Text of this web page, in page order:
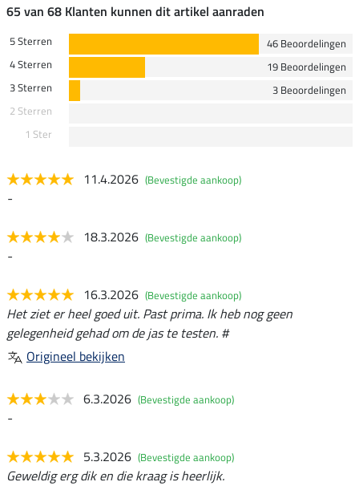
65 van 68 Klanten kunnen dit artikel aanraden
5 Sterren
46 Beoordelingen
4 Sterren
19 Beoordelingen
3 Sterren
3 Beoordelingen
2 Sterren
1 Ster
11.4.2026 (Bevestigde aankoop)
-
18.3.2026 (Bevestigde aankoop)
-
16.3.2026 (Bevestigde aankoop)
Het ziet er heel goed uit. Past prima. Ik heb nog geen
gelegenheid gehad om de jas te testen. #
Origineel bekijken
6.3.2026 (Bevestigde aankoop)
-
5.3.2026 (Bevestigde aankoop)
Geweldig erg dik en die kraag is heerlijk.